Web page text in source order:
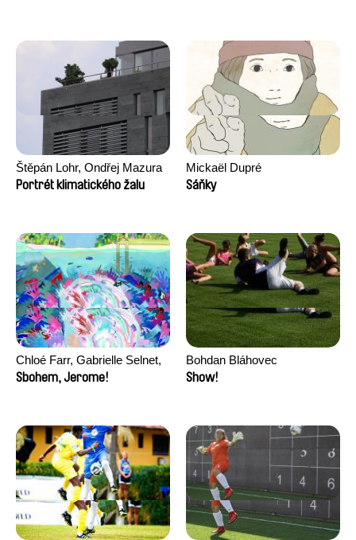
Štěpán Lohr, Ondřej Mazura
Portrét klimatického žalu
Mickaël Dupré
Sáňky
Chloé Farr, Gabrielle Selnet,
Adam Sillard
Sbohem, Jerome!
Bohdan Bláhovec
Show!